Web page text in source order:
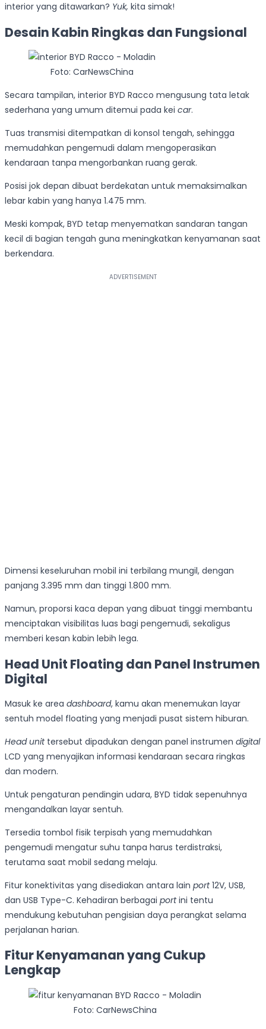
interior yang ditawarkan? Yuk, kita simak!
Desain Kabin Ringkas dan Fungsional
Foto: CarNewsChina
Secara tampilan, interior BYD Racco mengusung tata letak
sederhana yang umum ditemui pada kei car.
Tuas transmisi ditempatkan di konsol tengah, sehingga
memudahkan pengemudi dalam mengoperasikan
kendaraan tanpa mengorbankan ruang gerak.
Posisi jok depan dibuat berdekatan untuk memaksimalkan
lebar kabin yang hanya 1.475 mm.
Meski kompak, BYD tetap menyematkan sandaran tangan
kecil di bagian tengah guna meningkatkan kenyamanan saat
berkendara.
Dimensi keseluruhan mobil ini terbilang mungil, dengan
panjang 3.395 mm dan tinggi 1.800 mm.
Namun, proporsi kaca depan yang dibuat tinggi membantu
menciptakan visibilitas luas bagi pengemudi, sekaligus
memberi kesan kabin lebih lega.
Head Unit Floating dan Panel Instrumen
Digital
Masuk ke area dashboard, kamu akan menemukan layar
sentuh model floating yang menjadi pusat sistem hiburan.
Head unittersebut dipadukan dengan panel instrumen digital
LCD yang menyajikan informasi kendaraan secara ringkas
dan modern.
Untuk pengaturan pendingin udara, BYD tidak sepenuhnya
mengandalkan layar sentuh.
Tersedia tombol fisik terpisah yang memudahkan
pengemudi mengatur suhu tanpa harus terdistraksi,
terutama saat mobil sedang melaju.
Fitur konektivitas yang disediakan antara lain port12V, USB,
dan USB Type-C. Kehadiran berbagai portini tentu
mendukung kebutuhan pengisian daya perangkat selama
perjalanan harian.
Fitur Kenyamanan yang Cukup
Lengkap
Foto: CarNewsChina